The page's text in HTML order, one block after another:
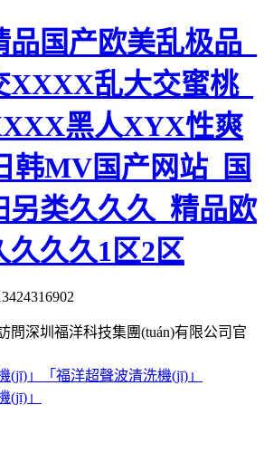
国产欧美乱极品_
XXXX乱大交蜜桃_
黑人XYX性爽
韩MV国产网站_国
另类久久久_精品欧
久久久1区2区
深圳福洋科技集團(tuán)有限公司官
「福洋超聲波清洗機(jī)」